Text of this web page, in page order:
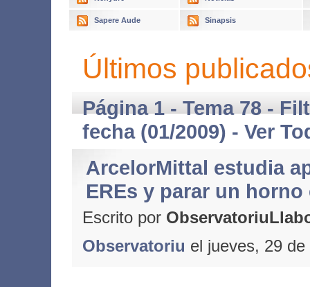
Sapere Aude Sinapsis
Últimos
Página 1 - Tema 78 -
fecha (01/2009) - Ver
ArcelorMittal estudia
EREs y parar un horno
Escrito por
Observatoriu el jueves, 29